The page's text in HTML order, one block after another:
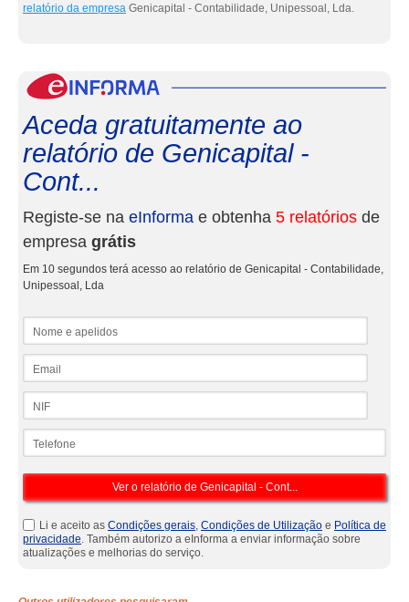
relatório da empresa Genicapital - Contabilidade, Unipessoal, Lda.
Aceda gratuitamente ao
relatório de Genicapital -
Cont...
Registe-se na eInforma e obtenha 5 relatórios de
empresa grátis
Em 10 segundos terá acesso ao relatório de Genicapital - Contabilidade,
Unipessoal, Lda
Li e aceito as Condições gerais, Condições de Utilização e Política de
privacidade. Também autorizo a eInforma a enviar informação sobre
atualizações e melhorias do serviço.